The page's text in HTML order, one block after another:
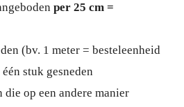
per 25 cm =
(bv. 1 meter = besteleenheid
stuk gesneden
op een andere manier